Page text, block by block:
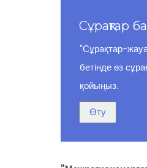
Сұрақтар
"Сұрақтар-
бетінде өз
қойыңыз.